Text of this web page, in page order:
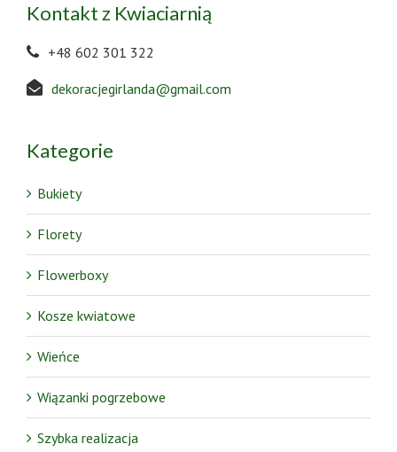
Kontakt z Kwiaciarnią
+48 602 301 322
dekoracjegirlanda@gmail.com
Kategorie
Bukiety
Florety
Flowerboxy
Kosze kwiatowe
Wieńce
Wiązanki pogrzebowe
Szybka realizacja